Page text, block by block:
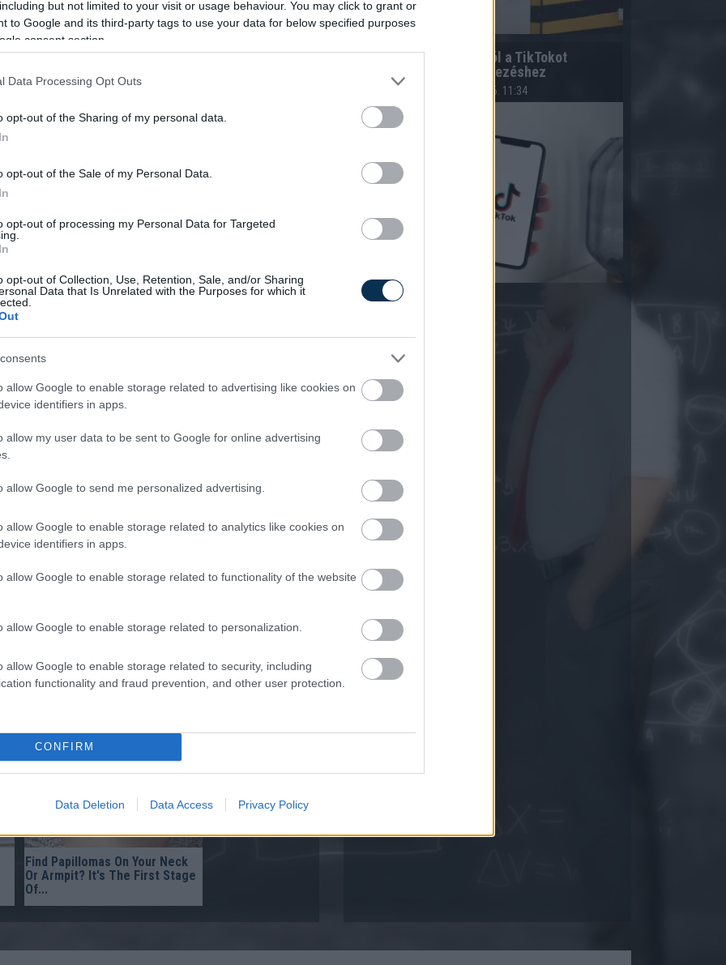
but not limited to your visit or usage behaviour. You may click to grant or
to Google and its third-party tags to use your data for below specified purposes
consent section.
Data Processing Opt Outs
opt-out of the Sharing of my personal data.
opt-out of the Sale of my Personal Data.
opt-out of processing my Personal Data for Targeted
opt-out of Collection, Use, Retention, Sale, and/or Sharing
Data that Is Unrelated with the Purposes for which it
allow Google to enable storage related to advertising like cookies on
identifiers in apps.
allow my user data to be sent to Google for online advertising
allow Google to send me personalized advertising.
allow Google to enable storage related to analytics like cookies on
identifiers in apps.
allow Google to enable storage related to functionality of the website
allow Google to enable storage related to personalization.
allow Google to enable storage related to security, including
functionality and fraud prevention, and other user protection.
CONFIRM
Data Deletion Data Access Privacy Policy
is látványos megoldás a fényárban
szimpla fényfüzér szükséges, amely
is a segítségünkre lehetnek. A hangulat
is. A virágok és kisebb dekorációs
a káprázatos végeredmény
tetszetős meleg fehér árnyalatban
tűzifarakás. Egy autentikus tálba
tekerjünk körbe keresztül-kasul
ezt látványos és hangulatos
régi, szebb időket megélt stílusos
évek óta hánykolódik össze-vissza.
fényfüzéreknek köszönhetően ezek a
Gynecologist in Columbus:
Comes Down to 1 Thing (Stop
Doing This)
Gynecologist in Columbus:
Bladder Leakage After 50
Find Papillomas On Your Neck
Or Armpit? It's The First Stage
Of...
Így használd jól a TikTokot
utazástervezéshez
2026.08.06. 11:34